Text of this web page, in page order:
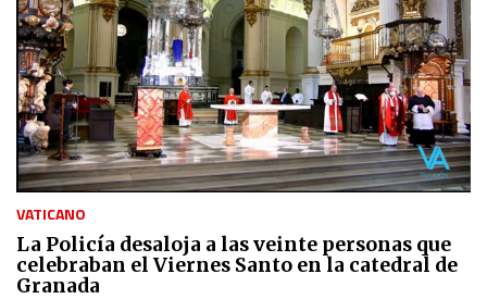
VATICANO
La Policía desaloja a las veinte personas que
celebraban el Viernes Santo en la catedral de
Granada
Develop and improve services
Use limited data to select content
IAB Special Features:
Use precise geolocation data
Identify devices based on information actively requested